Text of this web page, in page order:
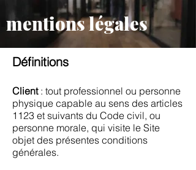
mentions légales
Définitions
Client : tout professionnel ou personne
physique capable au sens des articles
1123 et suivants du Code civil, ou
personne morale, qui visite le Site
objet des présentes conditions
générales.